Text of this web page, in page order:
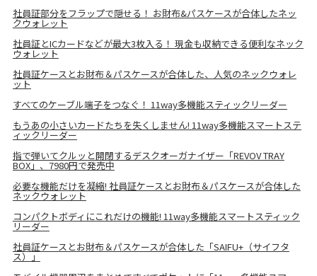
社員証部分をフラップで隠せる！ お財布&パスケースが合体したネッ
クウォレット
社員証とICカードなどが最大3枚入る！ 現金も収納できる便利なネック
ウォレット
社員証ケースとお財布＆パスケースが合体した、人気のネックウォレ
ット
すべてのケーブル端子をつなぐ！ 11way多機能スティックリーダー
もうあの小さいカードたちを失くしません! 11way多機能スマートステ
ィックリーダー
指で弾いてクルッと開閉するデスクオーガナイザー「REVOV TRAY
BOX」、7980円で発売中
必要な機能だけを凝縮! 社員証ケースとお財布＆パスケースが合体した
ネックウォレット
コンパクトボディにこれだけの機能! 11way多機能スマートスティック
リーダー
社員証ケースとお財布＆パスケースが合体した「SAIFU+（サイフタ
ス）」